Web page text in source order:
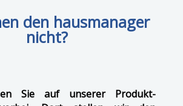
den hausmanager
nicht?
Sie auf unserer Produkt-